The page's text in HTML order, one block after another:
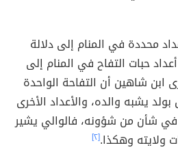
محددة في المنام إلى دلالة
حبات التفاح في المنام إلى
ابن شاهين أن التفاحة الواحدة
يشبه والده، والأعداد الأخرى
في شأن من شؤونه، فالوالي يشير
ولايته وهكذا.[٢]